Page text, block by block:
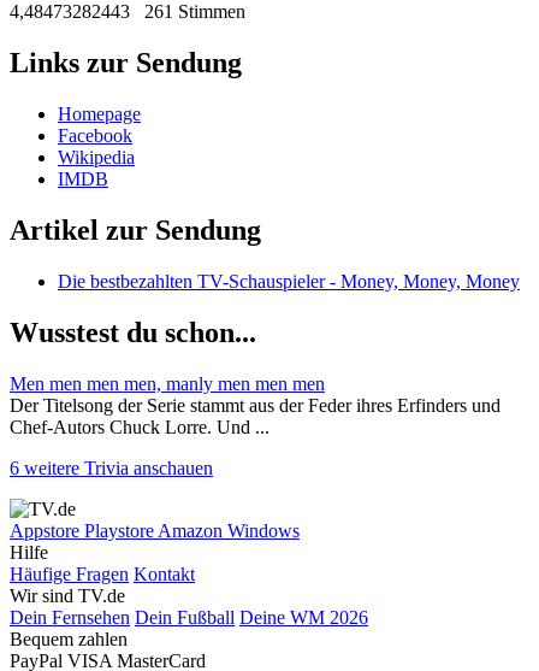
4,48473282443 261 Stimmen
Links zur Sendung
Homepage
Facebook
Wikipedia
IMDB
Artikel zur Sendung
Die bestbezahlten TV-Schauspieler - Money, Money, Money
Wusstest du schon...
Men men men men, manly men men men
Der Titelsong der Serie stammt aus der Feder ihres Erfinders und
Chef-Autors Chuck Lorre. Und ...
6 weitere Trivia anschauen
Appstore Playstore Amazon Windows
Hilfe
Häufige Fragen Kontakt
Wir sind TV.de
Dein Fernsehen Dein Fußball Deine WM 2026
Bequem zahlen
PayPal VISA MasterCard